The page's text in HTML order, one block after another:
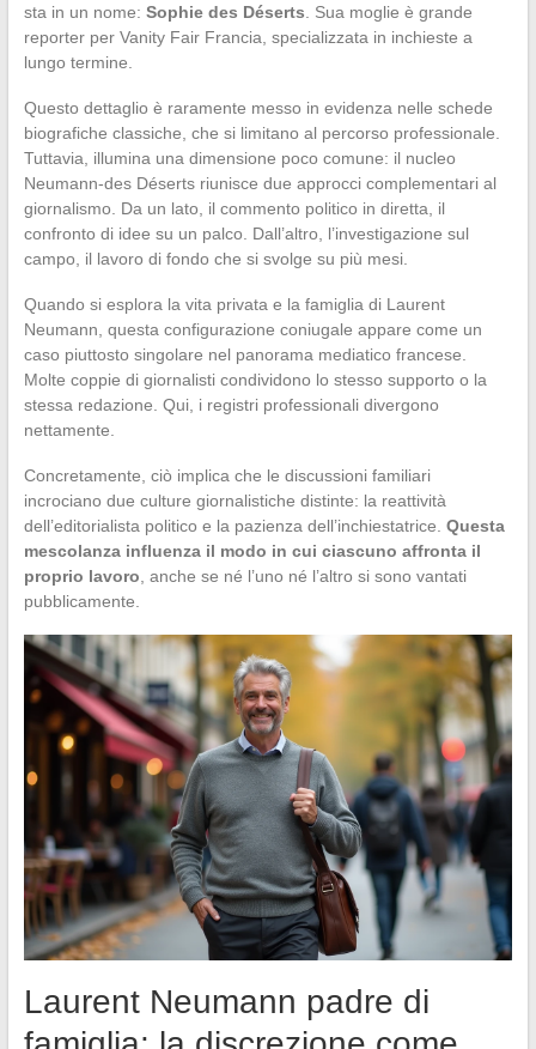
sta in un nome: Sophie des Déserts . Sua moglie è grande
reporter per Vanity Fair Francia, specializzata in inchieste a
lungo termine.
Questo dettaglio è raramente messo in evidenza nelle schede
biografiche classiche, che si limitano al percorso professionale.
Tuttavia, illumina una dimensione poco comune: il nucleo
Neumann-des Déserts riunisce due approcci complementari al
giornalismo. Da un lato, il commento politico in diretta, il
confronto di idee su un palco. Dall’altro, l’investigazione sul
campo, il lavoro di fondo che si svolge su più mesi.
Quando si esplora la vita privata e la famiglia di Laurent
Neumann, questa configurazione coniugale appare come un
caso piuttosto singolare nel panorama mediatico francese.
Molte coppie di giornalisti condividono lo stesso supporto o la
stessa redazione. Qui, i registri professionali divergono
nettamente.
Concretamente, ciò implica che le discussioni familiari
incrociano due culture giornalistiche distinte: la reattività
dell’editorialista politico e la pazienza dell’inchiestatrice. Questa
mescolanza influenza il modo in cui ciascuno affronta il
proprio lavoro , anche se né l’uno né l’altro si sono vantati
pubblicamente.
Laurent Neumann padre di